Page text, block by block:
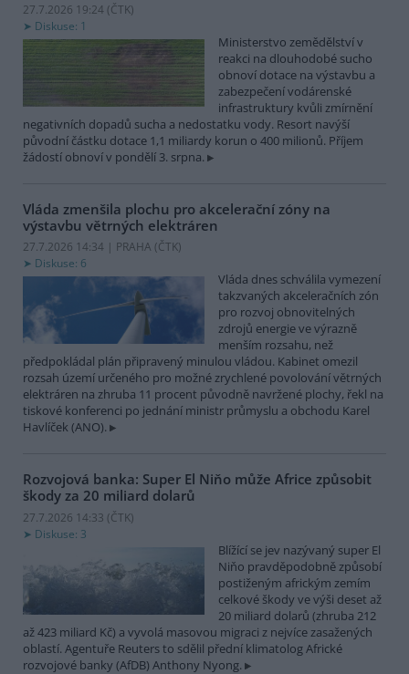
27.7.2026 19:24 (ČTK)
Diskuse: 1
Ministerstvo zemědělství v
reakci na dlouhodobé sucho
obnoví dotace na výstavbu a
zabezpečení vodárenské
infrastruktury kvůli zmírnění
negativních dopadů sucha a nedostatku vody. Resort navýší
původní částku dotace 1,1 miliardy korun o 400 milionů. Příjem
žádostí obnoví v pondělí 3. srpna.
Vláda zmenšila plochu pro akcelerační zóny na
výstavbu větrných elektráren
27.7.2026 14:34 | PRAHA (ČTK)
Diskuse: 6
Vláda dnes schválila vymezení
takzvaných akceleračních zón
pro rozvoj obnovitelných
zdrojů energie ve výrazně
menším rozsahu, než
předpokládal plán připravený minulou vládou. Kabinet omezil
rozsah území určeného pro možné zrychlené povolování větrných
elektráren na zhruba 11 procent původně navržené plochy, řekl na
tiskové konferenci po jednání ministr průmyslu a obchodu Karel
Havlíček (ANO).
Rozvojová banka: Super El Niňo může Africe způsobit
škody za 20 miliard dolarů
27.7.2026 14:33 (ČTK)
Diskuse: 3
Blížící se jev nazývaný super El
Niňo pravděpodobně způsobí
postiženým africkým zemím
celkové škody ve výši deset až
20 miliard dolarů (zhruba 212
až 423 miliard Kč) a vyvolá masovou migraci z nejvíce zasažených
oblastí. Agentuře Reuters to sdělil přední klimatolog Africké
rozvojové banky (AfDB) Anthony Nyong.